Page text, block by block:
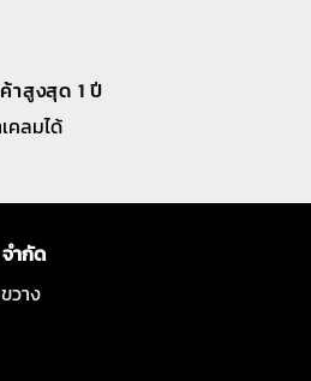
าสูงสุด 1 ปี
คลมได้
ำกัด
วาง